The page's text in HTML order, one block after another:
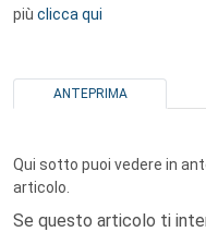
più clicca qui
ANTEPRIMA
Qui sotto puoi vedere in
articolo.
Se questo articolo ti